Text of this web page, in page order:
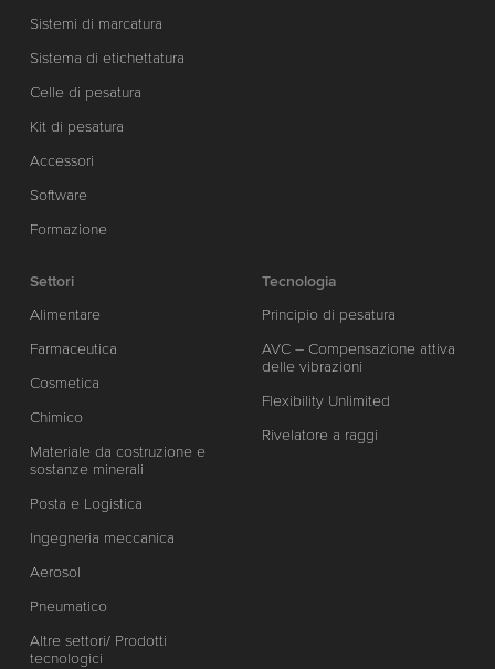
Sistemi di marcatura
Sistema di etichettatura
Celle di pesatura
Kit di pesatura
Accessori
Software
Formazione
Settori
Alimentare
Farmaceutica
Cosmetica
Chimico
Materiale da costruzione e
sostanze minerali
Posta e Logistica
Ingegneria meccanica
Aerosol
Pneumatico
Altre settori/ Prodotti
tecnologici
Tecnologia
Principio di pesatura
AVC – Compensazione attiva
delle vibrazioni
Flexibility Unlimited
Rivelatore a raggi